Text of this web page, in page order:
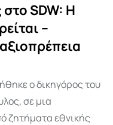
SDW: Η
–
ο δικηγόρος του
σε μια
ζητήματα εθνικής